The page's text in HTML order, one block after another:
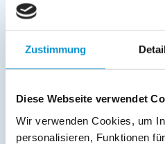
Zustimmung
Diese Webseite verwendet
Wir verwenden Cookies, um
personalisieren, Funktionen
Außenanlage:
Gartenstühle
Terrasse
Service: